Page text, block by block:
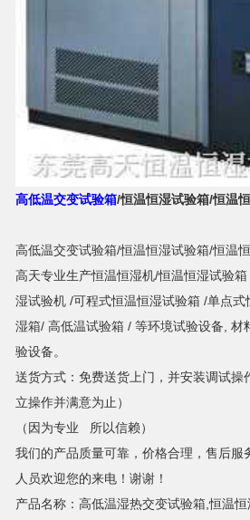
高低温交变试验箱/恒温恒湿试验箱/恒温
高低温交变试验箱/恒温恒湿试验箱/恒温
高天专业生产恒温恒湿机/恒温恒湿试验
湿试验机 /可程式恒温恒湿试验箱 /单点
湿箱/ 高低温试验箱 / 等环境试验设备, 材
验设备。
送货方式：免费送货上门，并安装调试操
立操作并满意为止）
（因为专业 所以信赖）
我们的产品质量可靠，价格合理，售后服
人员欢迎您的来电！谢谢！
产品名称：高低温湿热交变试验箱,恒温